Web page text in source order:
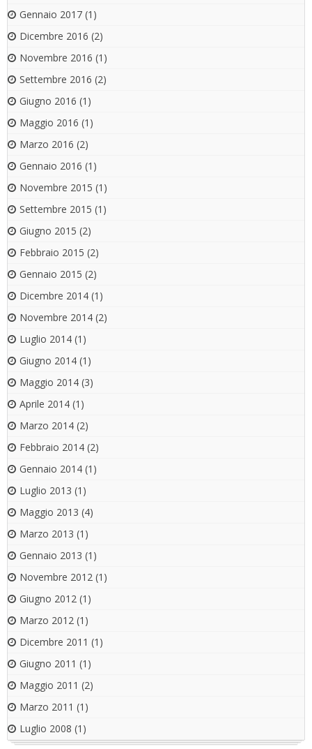
Gennaio 2017 (1)
Dicembre 2016 (2)
Novembre 2016 (1)
Settembre 2016 (2)
Giugno 2016 (1)
Maggio 2016 (1)
Marzo 2016 (2)
Gennaio 2016 (1)
Novembre 2015 (1)
Settembre 2015 (1)
Giugno 2015 (2)
Febbraio 2015 (2)
Gennaio 2015 (2)
Dicembre 2014 (1)
Novembre 2014 (2)
Luglio 2014 (1)
Giugno 2014 (1)
Maggio 2014 (3)
Aprile 2014 (1)
Marzo 2014 (2)
Febbraio 2014 (2)
Gennaio 2014 (1)
Luglio 2013 (1)
Maggio 2013 (4)
Marzo 2013 (1)
Gennaio 2013 (1)
Novembre 2012 (1)
Giugno 2012 (1)
Marzo 2012 (1)
Dicembre 2011 (1)
Giugno 2011 (1)
Maggio 2011 (2)
Marzo 2011 (1)
Luglio 2008 (1)